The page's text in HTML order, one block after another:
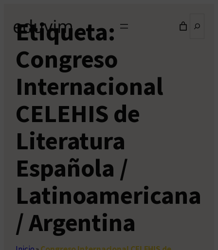
contenido
Etiqueta:
Congreso
Internacional
CELEHIS de
Literatura
Española /
Latinoamericana
/ Argentina